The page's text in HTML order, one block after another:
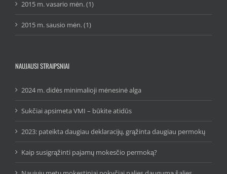
2015 m. vasario mėn. (1)
2015 m. sausio mėn. (1)
NAUJAUSI STRAIPSNIAI
2024 m. didės minimalioji mėnesinė alga
Sukčiai apsimeta VMI – būkite atidūs
2023: pateikta daugiau deklaracijų, grąžinta daugiau permokų
Kaip susigrąžinti pajamų mokesčio permoką?